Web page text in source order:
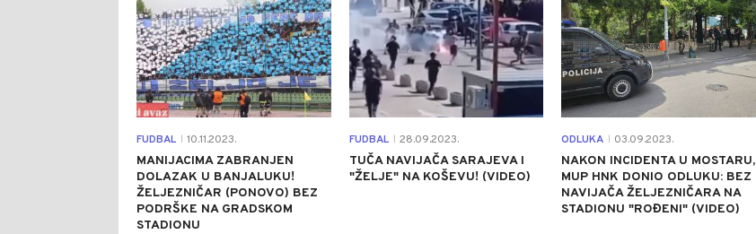
FUDBAL 10.11.2023.
MANIJACIMA ZABRANJEN
DOLAZAK U BANJALUKU!
ŽELJEZNIČAR (PONOVO) BEZ
PODRŠKE NA GRADSKOM
STADIONU
FUDBAL 28.09.2023.
TUČA NAVIJAČA SARAJEVA I
"ŽELJE" NA KOŠEVU! (VIDEO)
ODLUKA 03.09.2023.
NAKON INCIDENTA U MOSTARU,
MUP HNK DONIO ODLUKU: BEZ
NAVIJAČA ŽELJEZNIČARA NA
STADIONU "ROĐENI" (VIDEO)